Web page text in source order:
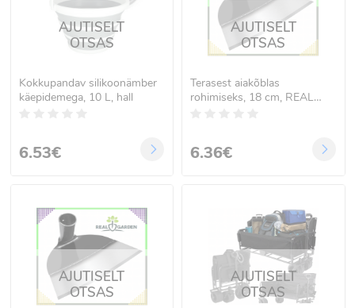
AJUTISELT
OTSAS
Kokkupandav silikoonämber
käepidemega, 10 L, hall
6.53€
AJUTISELT
OTSAS
Terasest aiakõblas
rohimiseks, 18 cm, REAL
6.36€
AJUTISELT
OTSAS
AJUTISELT
OTSAS